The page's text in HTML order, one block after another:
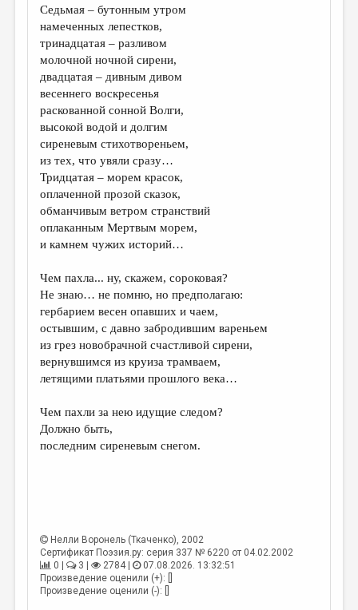
ПРАВИЛА САЙТА
ОТДЕЛЫ И РУБРИКИ
ИЗБРАННОЕ
ДАЙДЖЕСТ
ПРОИЗВЕДЕНИЯ
ПЕРЕВОДЫ
КОНКУРСЫ
ДЕТСКАЯ КОМНАТА
КНИЖНАЯ ПОЛКА
СТРАНИЦЫ ПАМЯТИ
ОБЪЯВЛЕНИЯ
РЕДКОЛЛЕГИЯ
ОТ РЕДАКЦИИ
МАЛАЯ ПРОЗА
ПУБЛИЦИСТИКА
РЕЦЕНЗИРОВАНИЕ
Седьмая – бутонным утром
намеченных лепестков,
тринадцатая – разливом
молочной ночной сирени,
двадцатая – дивным дивом
весеннего воскресенья
раскованной сонной Волги,
высокой водой и долгим
сиреневым стихотвореньем,
из тех, что увяли сразу…
Тридцатая – морем красок,
оплаченной прозой сказок,
обманчивым ветром странствий
оплаканным Мертвым морем,
и камнем чужих историй…
Чем пахла... ну, скажем, сороковая?
Не знаю… не помню, но предполагаю:
гербарием весен опавших и чаем,
остывшим, с давно забродившим вареньем
из грез новобрачной счастливой сирени,
вернувшимся из круиза трамваем,
летящими платьями прошлого века…
Чем пахли за нею идущие следом?
Должно быть,
последним сиреневым снегом.
Нелли Воронель (Ткаченко), 2002
Сертификат Поэзия.ру: серия 337 № 6220 от 04.02.2002
0 |
3 | 2784 |
07.08.2026. 13:32:51
Произведение оценили (+): []
Произведение оценили (-): []